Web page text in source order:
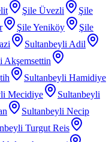
Şile Üvezli
Şile
Şile Yeniköy
Şile
Sultanbeyli Adil
Akşemsettin
Sultanbeyli Hamidiye
Mecidiye
Sultanbeyli
Sultanbeyli Necip
Turgut Reis